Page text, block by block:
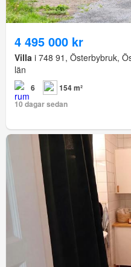
4 495 000 kr
Villa i 748 91, Österbybruk,
län
6
154 m²
10 dagar sedan